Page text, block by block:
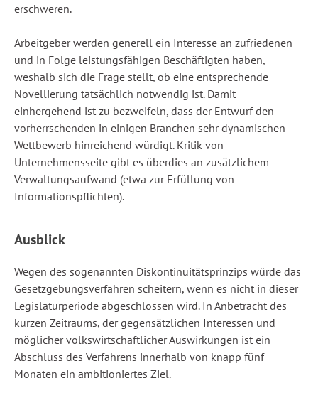
erschweren.
Arbeitgeber werden generell ein Interesse an zufriedenen
und in Folge leistungsfähigen Beschäftigten haben,
weshalb sich die Frage stellt, ob eine entsprechende
Novellierung tatsächlich notwendig ist. Damit
einhergehend ist zu bezweifeln, dass der Entwurf den
vorherrschenden in einigen Branchen sehr dynamischen
Wettbewerb hinreichend würdigt. Kritik von
Unternehmensseite gibt es überdies an zusätzlichem
Verwaltungsaufwand (etwa zur Erfüllung von
Informationspflichten).
Ausblick
Wegen des sogenannten Diskontinuitätsprinzips würde das
Gesetzgebungsverfahren scheitern, wenn es nicht in dieser
Legislaturperiode abgeschlossen wird. In Anbetracht des
kurzen Zeitraums, der gegensätzlichen Interessen und
möglicher volkswirtschaftlicher Auswirkungen ist ein
Abschluss des Verfahrens innerhalb von knapp fünf
Monaten ein ambitioniertes Ziel.